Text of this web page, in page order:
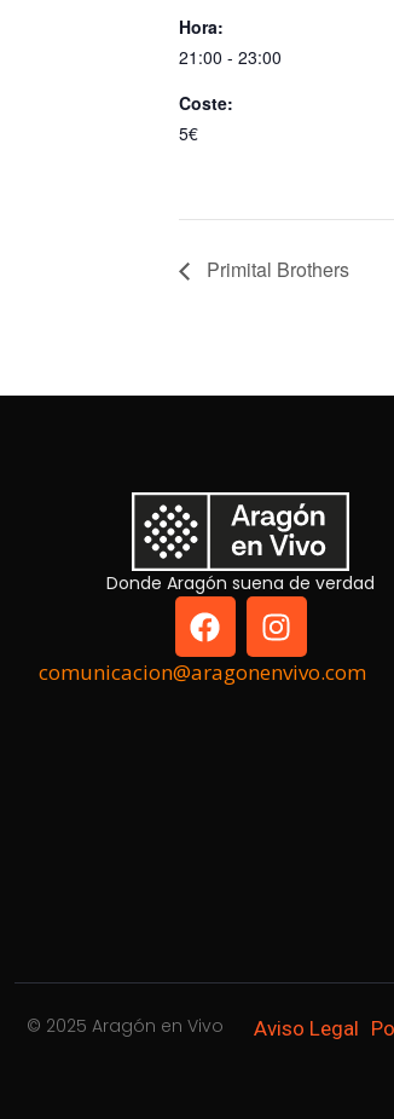
Hora:
21:00 - 23:00
Coste:
5€
Primital Brothers
Donde Aragón suena de verdad
comunicacion@aragonenvivo.com
© 2025 Aragón en Vivo Aviso Legal